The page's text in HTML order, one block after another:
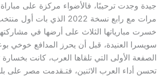
جيدة وجدت ترحيبًا، فالأضواء مركزة على
مرات مع رابع نسخة 2022
سويسرا العنيدة، قبل أن يحرز المدافع خوخي
تحسن أداء العرب الاثنين، فتـقدمت مصر على